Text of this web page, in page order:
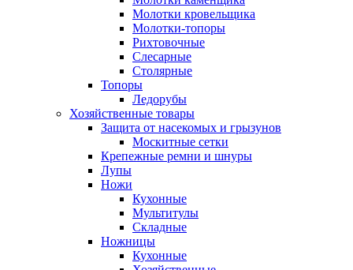
Молотки кровельщика
Молотки-топоры
Рихтовочные
Слесарные
Столярные
Топоры
Ледорубы
Хозяйственные товары
Защита от насекомых и грызунов
Москитные сетки
Крепежные ремни и шнуры
Лупы
Ножи
Кухонные
Мультитулы
Складные
Ножницы
Кухонные